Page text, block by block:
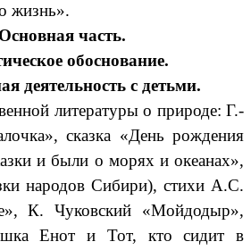
жизнь».
часть.
обоснование.
деятельность с детьми.
литературы о природе: Г.-
сказка «День рождения
и были о морях и океанах»,
народов Сибири), стихи А.С.
К. Чуковский «Мойдодыр»,
Енот и Тот, кто сидит в